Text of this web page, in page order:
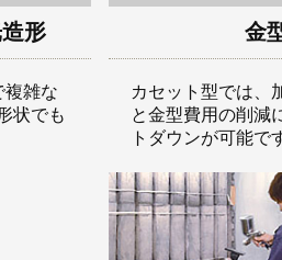
形
複雑な
状でも
金
カセット型では、
と金型費用の削減
トダウンが可能で